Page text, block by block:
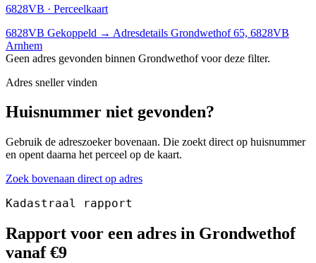
6828VB · Perceelkaart
6828VB Gekoppeld → Adresdetails Grondwethof 65, 6828VB
Arnhem
Geen adres gevonden binnen Grondwethof voor deze filter.
Adres sneller vinden
Huisnummer niet gevonden?
Gebruik de adreszoeker bovenaan. Die zoekt direct op huisnummer
en opent daarna het perceel op de kaart.
Zoek bovenaan direct op adres
Kadastraal rapport
Rapport voor een adres in Grondwethof
vanaf €9